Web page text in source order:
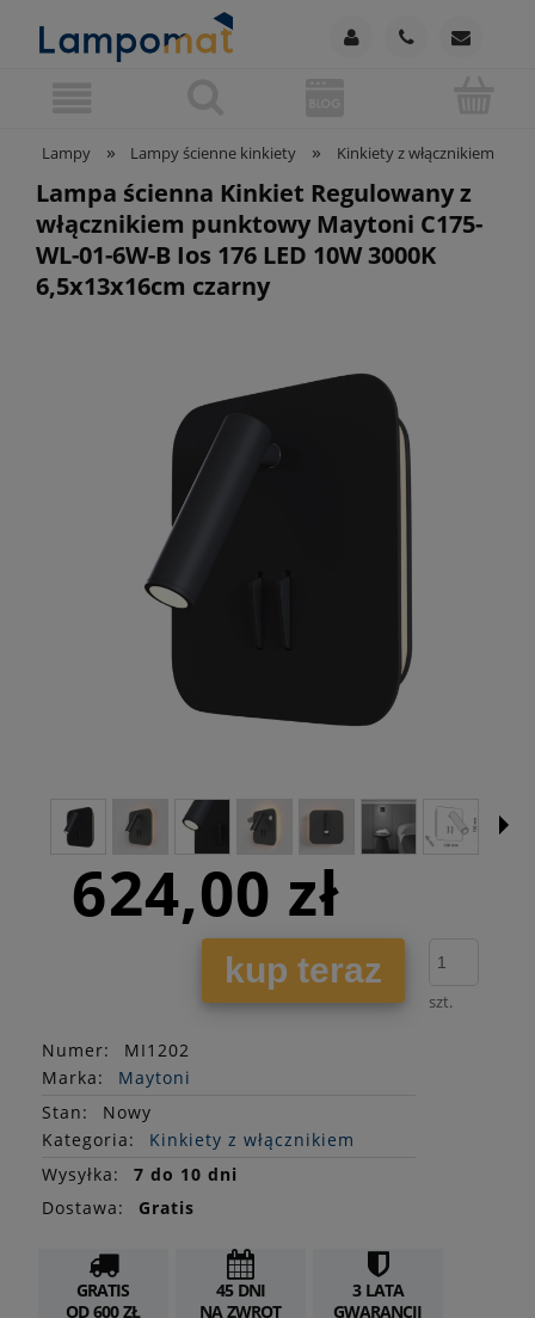
Lampy » Lampy ścienne kinkiety » Kinkiety z włącznikiem
Lampa ścienna Kinkiet Regulowany z
włącznikiem punktowy Maytoni C175-
WL-01-6W-B Ios 176 LED 10W 3000K
6,5x13x16cm czarny
624,00 zł
kup teraz
szt.
Numer:
MI1202
Marka:
Maytoni
Stan:
Nowy
Kategoria:
Kinkiety z włącznikiem
Wysyłka:
7 do 10 dni
Dostawa:
Gratis
GRATIS
OD 600 ZŁ
45 DNI
NA ZWROT
3 LATA
GWARANCJI